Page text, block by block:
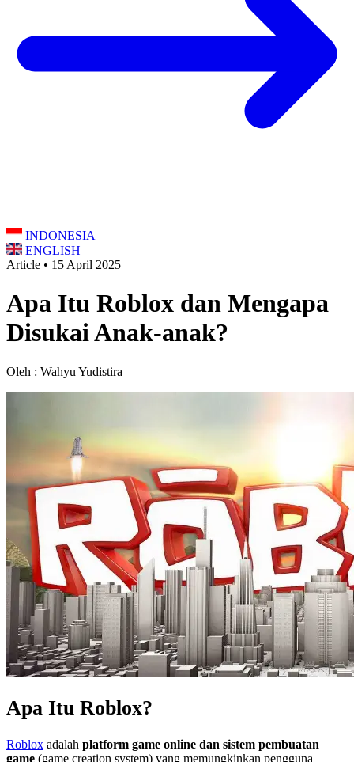
INDONESIA
ENGLISH
Article • 15 April 2025
Apa Itu Roblox dan Mengapa
Disukai Anak-anak?
Oleh : Wahyu Yudistira
Apa Itu Roblox?
Roblox adalah platform game online dan sistem pembuatan
game (game creation system) yang memungkinkan pengguna